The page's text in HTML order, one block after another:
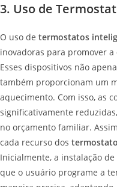
3. Uso de
O uso de termostatos
inovadoras para promover a
Esses dispositivos não
também proporcionam um
aquecimento. Com isso, as
significativamente
no orçamento familiar.
cada recurso dos
Inicialmente, a instalação de
que o usuário programe a